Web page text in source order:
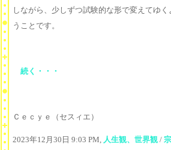
しながら、少しずつ試験的な形で変えてゆ
うことです。
続く・・・
Ｃｅｃｙｅ（セスィエ）
2023年12月30日 9:03 PM, 人生観、世界観 /